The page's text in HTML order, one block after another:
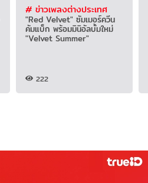
# ข่าวเพลงต่างประเทศ
"Red Velvet" ซัมเมอร์ควีน
คัมแบ็ก พร้อมมินิอัลบั้มใหม่
"Velvet Summer"
222